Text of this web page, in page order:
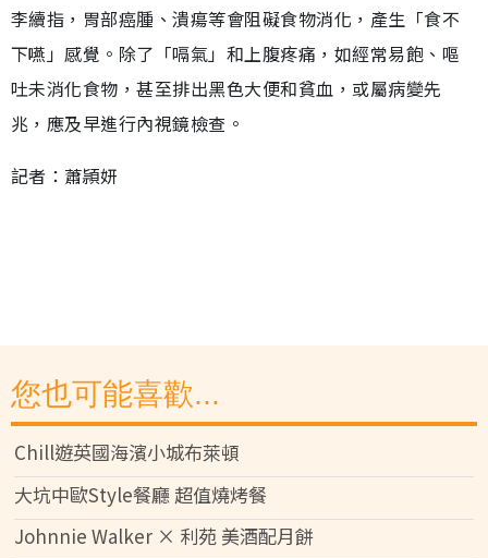
李續指，胃部癌腫、潰瘍等會阻礙食物消化，產生「食不
下嚥」感覺。除了「嗝氣」和上腹疼痛，如經常易飽、嘔
吐未消化食物，甚至排出黑色大便和貧血，或屬病變先
兆，應及早進行內視鏡檢查。
記者：蕭頴妍
您也可能喜歡...
Chill遊英國海濱小城布萊頓
大坑中歐Style餐廳 超值燒烤餐
Johnnie Walker × 利苑 美酒配月餅